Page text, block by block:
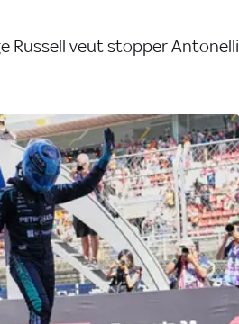
Russell veut stopper Antonelli